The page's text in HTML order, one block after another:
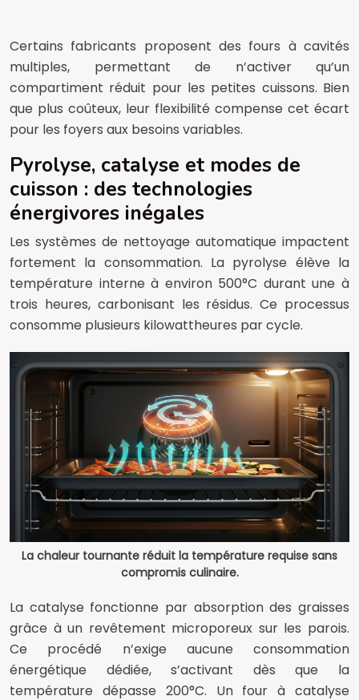
Certains fabricants proposent des fours à cavités
multiples, permettant de n’activer qu’un
compartiment réduit pour les petites cuissons. Bien
que plus coûteux, leur flexibilité compense cet écart
pour les foyers aux besoins variables.
Pyrolyse, catalyse et modes de
cuisson : des technologies
énergivores inégales
Les systèmes de nettoyage automatique impactent
fortement la consommation. La pyrolyse élève la
température interne à environ 500°C durant une à
trois heures, carbonisant les résidus. Ce processus
consomme plusieurs kilowattheures par cycle.
La chaleur tournante réduit la température requise sans
compromis culinaire.
La catalyse fonctionne par absorption des graisses
grâce à un revêtement microporeux sur les parois.
Ce procédé n’exige aucune consommation
énergétique dédiée, s’activant dès que la
température dépasse 200°C. Un four à catalyse